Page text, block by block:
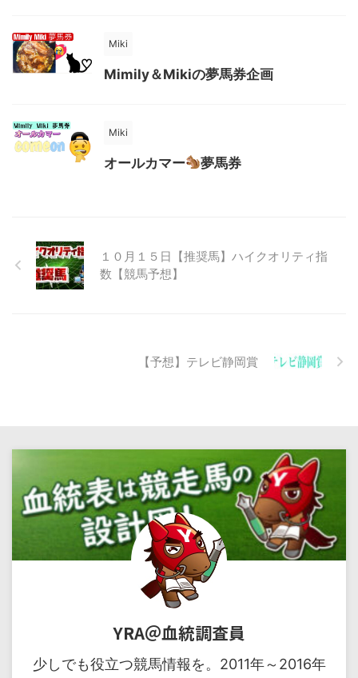
Miki
Mimily＆Mikiの夢馬券企画
Miki
オールカマー 夢馬券
１０月１５日【推奨馬】ハイクオリティ指
数【競馬予想】
【予想】テレビ静岡賞
YRA＠血統調査員
少しでも役立つ競馬情報を。2011年～2016年